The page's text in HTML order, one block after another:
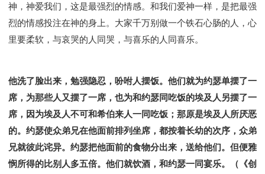
神，神爱我们，这是最强烈的情感。和我们爱神一样，是把最强
烈的情感投注在神的身上。大家千万别做一个铁石心肠的人，心
里要柔软，与哀哭的人同哭，与喜乐的人同喜乐。
他洗了脸出来，勉强隐忍，吩咐人摆饭。他们就为约瑟单摆了一
席，为那些人又摆了一席，也为和约瑟同吃饭的埃及人另摆了一
席，因为埃及人不可和希伯来人一同吃饭；那原是埃及人所厌恶
的。约瑟使众弟兄在他面前排列坐席，都按着长幼的次序，众弟
兄就彼此诧异。约瑟把他面前的食物分出来，送给他们。但便雅
悯所得的比别人多五倍。他们就饮酒，和约瑟一同宴乐。（《创